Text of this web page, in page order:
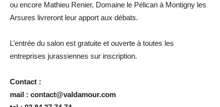
ou encore Mathieu Renier, Domaine le Pélican à Montigny les
Arsures livreront leur apport aux débats.
L’entrée du salon est gratuite et ouverte à toutes les
entreprises jurassiennes sur inscription.
Contact :
mail : contact@valdamour.com